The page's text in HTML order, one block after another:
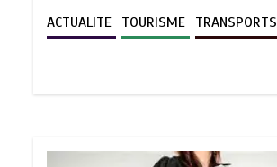
ACTUALITE TOURISME TRANSPORTS